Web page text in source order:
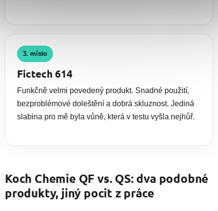
3. místo
Fictech 614
Funkčně velmi povedený produkt. Snadné použití,
bezproblémové doleštění a dobrá skluznost. Jediná
slabina pro mě byla vůně, která v testu vyšla nejhůř.
Koch Chemie QF vs. QS: dva podobné
produkty, jiný pocit z práce